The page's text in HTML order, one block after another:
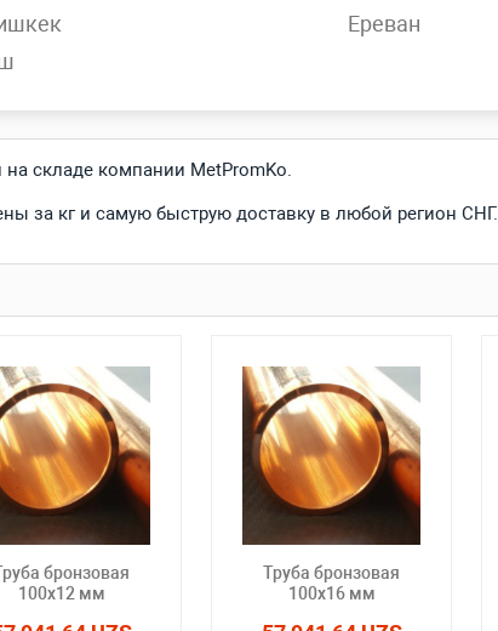
Ереван
складе компании MetPromKo.
за кг и самую быструю доставку в любой регион СНГ.
бронзовая
100x12 мм
Труба бронзовая
100x16 мм